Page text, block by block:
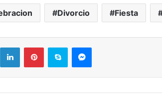
Divorcio Fiesta
LinkedInPinterestSkype Messenger